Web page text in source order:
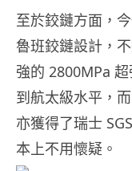
至於鉸鏈方面，
魯班鉸鏈設計，
強的 2800MPa
到航太級水平，
亦獲得了瑞士
本上不用懷疑。